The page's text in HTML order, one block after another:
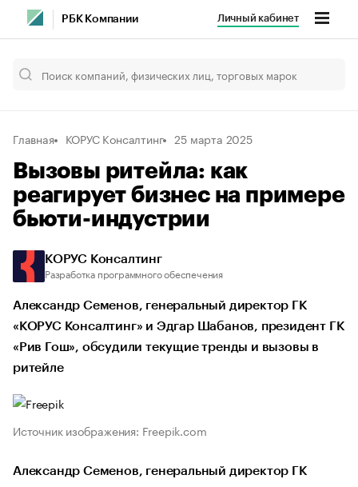
РБК Компании Личный кабинет
Главная КОРУС Консалтинг 25 марта 2025
Вызовы ритейла: как
реагирует бизнес на примере
бьюти-индустрии
КОРУС Консалтинг
Разработка программного обеспечения
Александр Семенов, генеральный директор ГК
«КОРУС Консалтинг» и Эдгар Шабанов, президент ГК
«Рив Гош», обсудили текущие тренды и вызовы в
ритейле
Источник изображения: Freepik.com
Александр Семенов, генеральный директор ГК